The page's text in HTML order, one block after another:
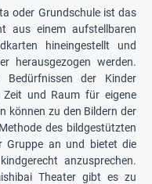
oder Grundschule ist das
aus einem aufstellbaren
hineingestellt und
herausgezogen werden.
der Kinder
und Raum für eigene
können zu den Bildern der
des bildgestützten
Gruppe an und bietet die
anzusprechen.
Theater gibt es zu